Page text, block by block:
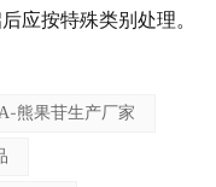
应按特殊类别处理。
熊果苷生产厂家